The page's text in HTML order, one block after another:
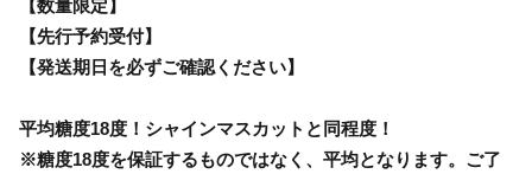
【数量限定】
【先行予約受付】
【発送期日を必ずご確認ください】
平均糖度18度！シャインマスカットと同程度！
※糖度18度を保証するものではなく、平均となります。ご了